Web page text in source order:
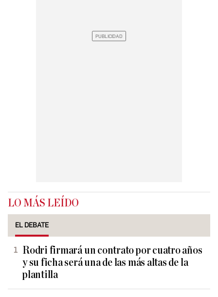
LO MÁS LEÍDO
EL DEBATE
Rodri firmará un contrato por cuatro años
y su ficha será una de las más altas de la
plantilla